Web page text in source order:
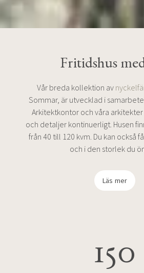
Fritidshus
Vår breda kollektion av
Sommar, är utvecklad i
Arkitektkontor och våra
och detaljer kontinuerligt. Husen
från 40 till 120 kvm. Du kan också
och i den storlek du
Läs mer
150